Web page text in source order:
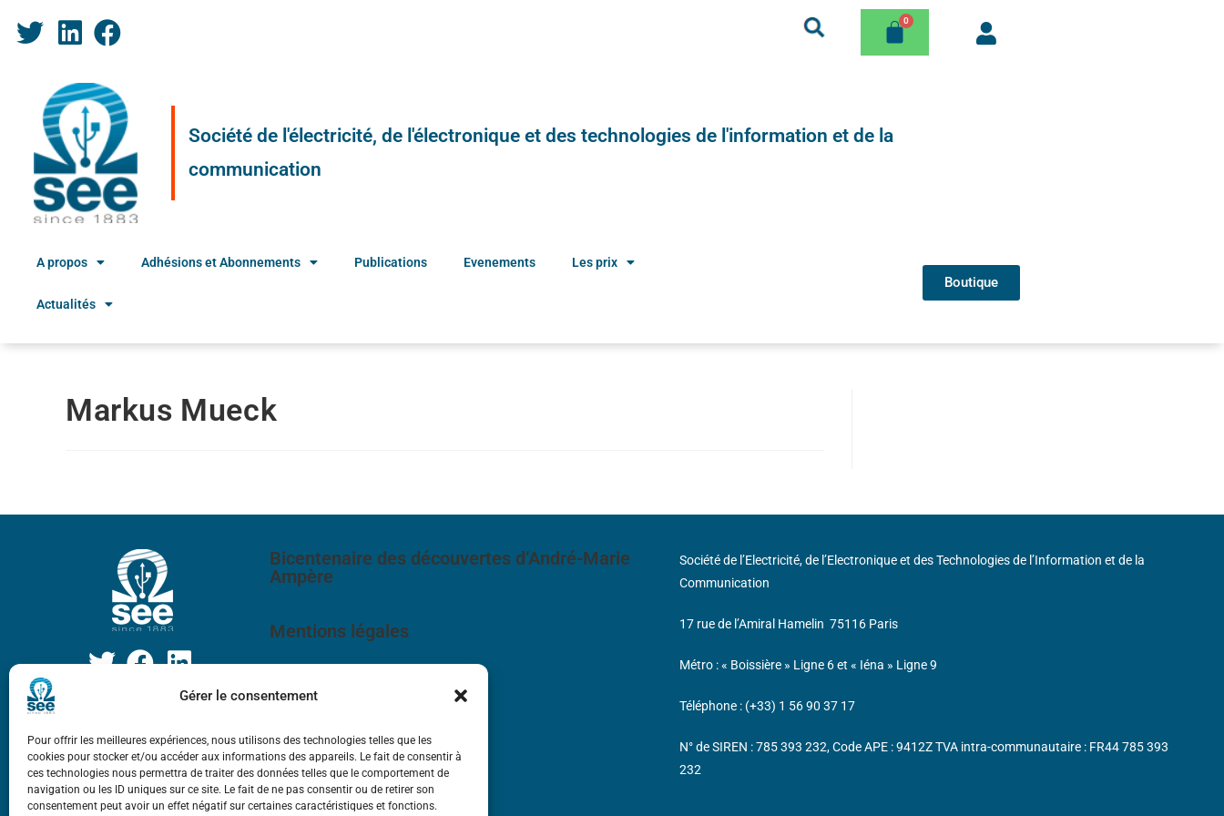
Gérer le consentement
Pour offrir les meilleures expériences, nous utilisons des technologies telles que les
cookies pour stocker et/ou accéder aux informations des appareils. Le fait de consentir à
ces technologies nous permettra de traiter des données telles que le comportement de
navigation ou les ID uniques sur ce site. Le fait de ne pas consentir ou de retirer son
consentement peut avoir un effet négatif sur certaines caractéristiques et fonctions.
Société de l'électricité, de l'électronique et des technologies de l'information et de la
communication
A propos Adhésions et Abonnements Publications Evenements Les prix
Actualités
Boutique
Markus Mueck
Bicentenaire des découvertes d’André-Marie
Ampère
Mentions légales
Société de l’Electricité, de l’Electronique et des Technologies de l’Information et de la
Communication
17 rue de l’Amiral Hamelin 75116 Paris
Métro : « Boissière » Ligne 6 et « Iéna » Ligne 9
Téléphone : (+33) 1 56 90 37 17
N° de SIREN : 785 393 232, Code APE : 9412Z TVA intra-communautaire : FR44 785 393
232